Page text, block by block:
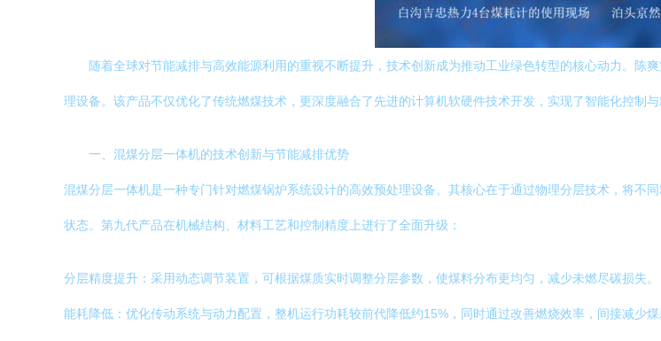
随着全球对节能减排与高效能源利用的重视不断提升，技术创新成为推动工业绿色转型的核心动力。
理设备。该产品不仅优化了传统燃煤技术，更深度融合了先进的计算机软硬件技术开发，实现了智能化控制
一、混煤分层一体机的技术创新与节能减排优势
混煤分层一体机是一种专门针对燃煤锅炉系统设计的高效预处理设备。其核心在于通过物理分层技术，将不
状态。第九代产品在机械结构、材料工艺和控制精度上进行了全面升级：
分层精度提升：采用动态调节装置，可根据煤质实时调整分层参数，使煤料分布更均匀，减少未燃尽碳损失。
能耗降低：优化传动系统与动力配置，整机运行功耗较前代降低约15%，同时通过改善燃烧效率，间接减少煤